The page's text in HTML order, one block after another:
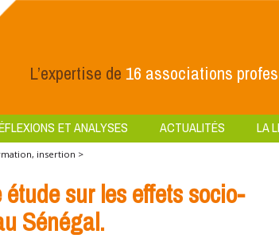
L’expertise de 16 associations
ET ANALYSES ACTUALITÉS LA
insertion >
sur les effets socio-
Sénégal.